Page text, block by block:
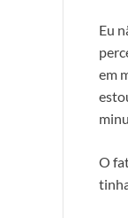
Eu
em
O